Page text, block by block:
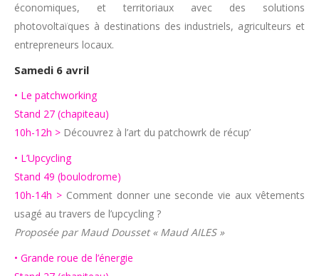
économiques, et territoriaux avec des solutions
photovoltaïques à destinations des industriels, agriculteurs et
entrepreneurs locaux.
Samedi 6 avril
• Le patchworking
Stand 27 (chapiteau)
10h-12h > Découvrez à l’art du patchowrk de récup’
• L’Upcycling
Stand 49 (boulodrome)
10h-14h >Comment donner une seconde vie aux vêtements
usagé au travers de l’upcycling ?
Proposée par Maud Dousset « Maud AILES »
• Grande roue de l’énergie